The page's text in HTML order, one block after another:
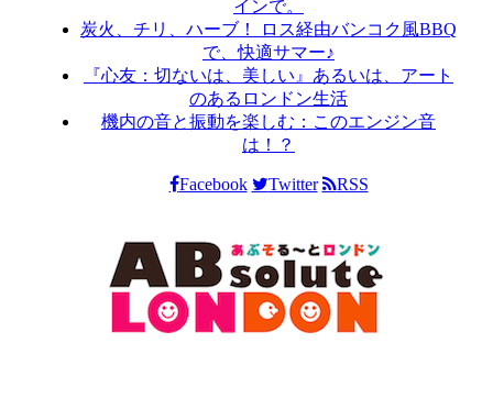
インで。
炭火、チリ、ハーブ！ ロス経由バンコク風BBQ
で、快適サマー♪
『心友：切ないは、美しい』あるいは、アート
のあるロンドン生活
機内の音と振動を楽しむ：このエンジン音
は！？
Facebook Twitter RSS